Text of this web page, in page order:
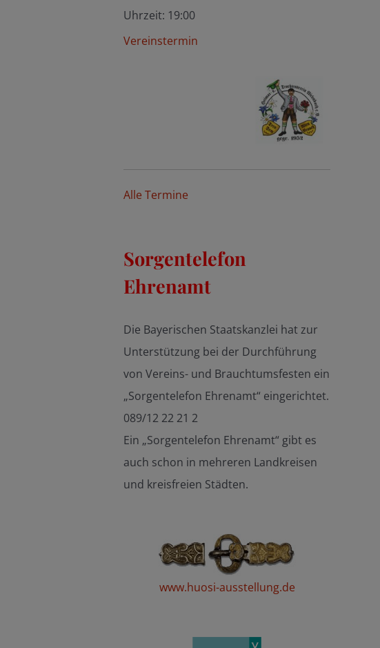
Uhrzeit: 19:00
Vereinstermin
Alle Termine
Sorgentelefon
Ehrenamt
Die Bayerischen Staatskanzlei hat zur
Unterstützung bei der Durchführung
von Vereins- und Brauchtumsfesten ein
„Sorgentelefon Ehrenamt“ eingerichtet.
089/12 22 21 2
Ein „Sorgentelefon Ehrenamt“ gibt es
auch schon in mehreren Landkreisen
und kreisfreien Städten.
www.huosi-ausstellung.de